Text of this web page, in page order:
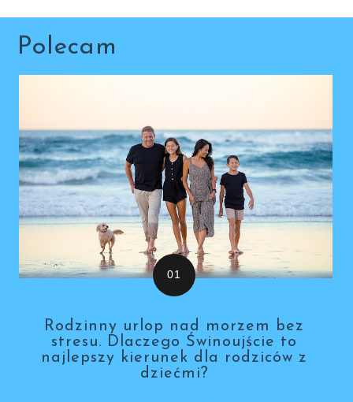
Polecam
Rodzinny urlop nad morzem bez
stresu. Dlaczego Świnoujście to
najlepszy kierunek dla rodziców z
dziećmi?